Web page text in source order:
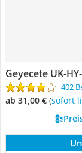
Geyecete UK-
402
ab 31,00 € ( Sofort